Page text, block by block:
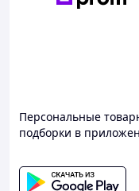
Персональные
подборки в